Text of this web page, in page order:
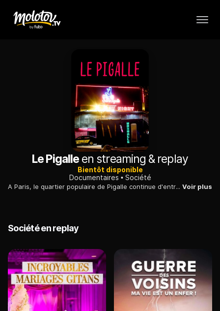
Le Pigalle en streaming & replay
Bientôt disponible
Documentaires
Société
A Paris, le quartier populaire de Pigalle continue d'entretenir sa légende, malgré la gentrification liée au tourisme de masse et aux hipsters. Voir plus
Société en replay